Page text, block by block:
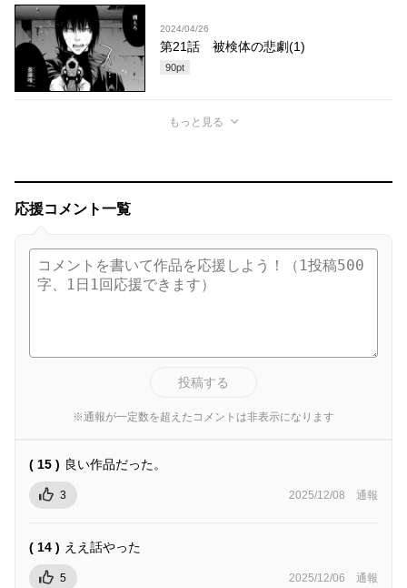
2024/04/26
第21話 被検体の悲劇(1)
90pt
もっと見る
応援コメント一覧
投稿する
※通報が一定数を超えたコメントは非表示になります
( 15 ) 良い作品だった。
3 2025/12/08 通報
( 14 ) ええ話やった
5 2025/12/06 通報